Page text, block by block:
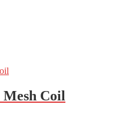
Coil